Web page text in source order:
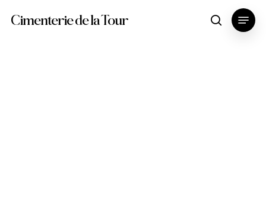
Cimenterie de la Tour search
Menu